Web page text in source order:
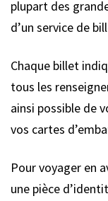
plupart des
d’un service de
Chaque billet
tous les
ainsi possible de
vos cartes
Pour voyager en
une pièce